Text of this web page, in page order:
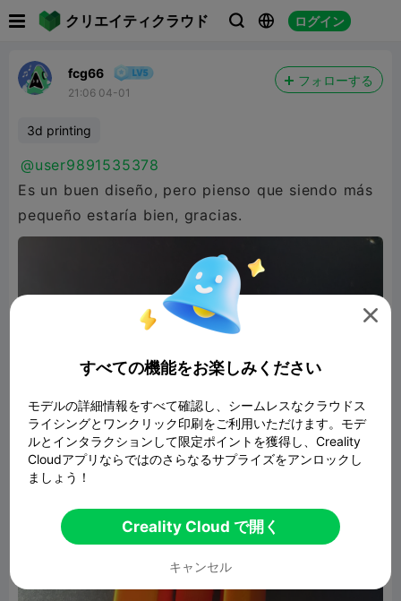
クリエイティクラウド   ログイン
fcg66
21:06 04-01
フォローする
3d printing
@user9891535378
Es un buen diseño, pero pienso que siendo más
pequeño estaría bien, gracias.

すべての機能をお楽しみください
モデルの詳細情報をすべて確認し、シームレスなクラウドス
ライシングとワンクリック印刷をご利用いただけます。モデ
ルとインタラクションして限定ポイントを獲得し、Creality
Cloudアプリならではのさらなるサプライズをアンロックし
ましょう！
Creality Cloud で開く
キャンセル